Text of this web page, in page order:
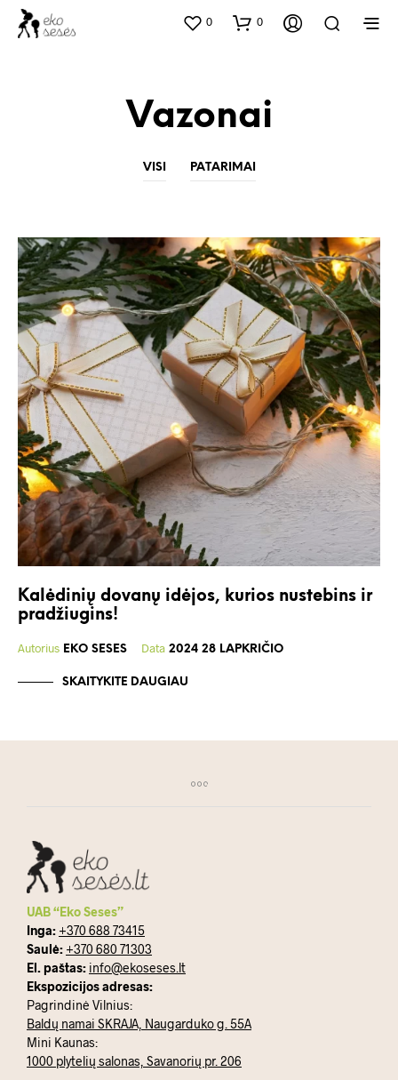
0 0
Vazonai
VISI PATARIMAI
Kalėdinių dovanų idėjos, kurios nustebins ir
pradžiugins!
Autorius EKO SESES Data 2024 28 LAPKRIČIO
SKAITYKITE DAUGIAU
UAB “Eko Seses”
Inga: +370 688 73415
Saulė: +370 680 71303
El. paštas: info@ekoseses.lt
Ekspozicijos adresas:
Pagrindinė Vilnius:
Baldų namai SKRAJA, Naugarduko g. 55A
Mini Kaunas:
1000 plytelių salonas, Savanorių pr. 206